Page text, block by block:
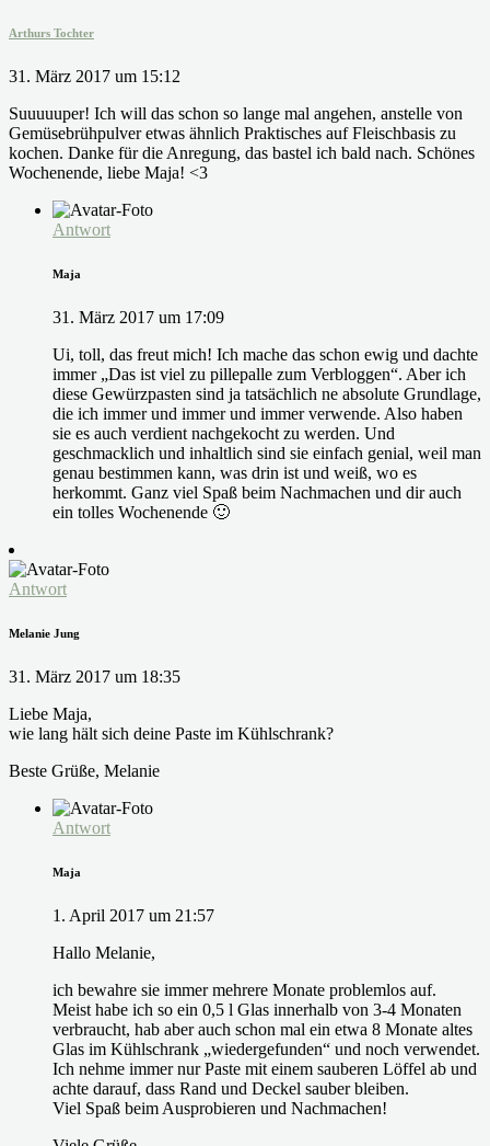
Arthurs Tochter
31. März 2017 um 15:12
Suuuuuper! Ich will das schon so lange mal angehen, anstelle von
Gemüsebrühpulver etwas ähnlich Praktisches auf Fleischbasis zu
kochen. Danke für die Anregung, das bastel ich bald nach. Schönes
Wochenende, liebe Maja! <3
Antwort
Maja
31. März 2017 um 17:09
Ui, toll, das freut mich! Ich mache das schon ewig und dachte
immer „Das ist viel zu pillepalle zum Verbloggen“. Aber ich
diese Gewürzpasten sind ja tatsächlich ne absolute Grundlage,
die ich immer und immer und immer verwende. Also haben
sie es auch verdient nachgekocht zu werden. Und
geschmacklich und inhaltlich sind sie einfach genial, weil man
genau bestimmen kann, was drin ist und weiß, wo es
herkommt. Ganz viel Spaß beim Nachmachen und dir auch
ein tolles Wochenende 🙂
Antwort
Melanie Jung
31. März 2017 um 18:35
Liebe Maja,
wie lang hält sich deine Paste im Kühlschrank?
Beste Grüße, Melanie
Antwort
Maja
1. April 2017 um 21:57
Hallo Melanie,
ich bewahre sie immer mehrere Monate problemlos auf.
Meist habe ich so ein 0,5 l Glas innerhalb von 3-4 Monaten
verbraucht, hab aber auch schon mal ein etwa 8 Monate altes
Glas im Kühlschrank „wiedergefunden“ und noch verwendet.
Ich nehme immer nur Paste mit einem sauberen Löffel ab und
achte darauf, dass Rand und Deckel sauber bleiben.
Viel Spaß beim Ausprobieren und Nachmachen!